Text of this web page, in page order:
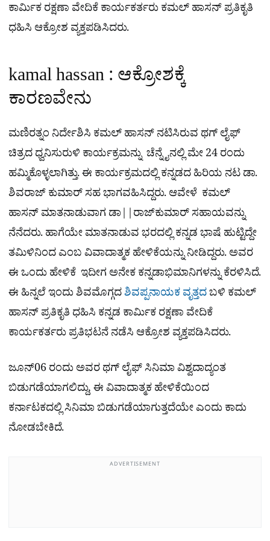
ಕಾರ್ಮಿಕ ರಕ್ಷಣಾ ವೇದಿಕೆ ಕಾರ್ಯಕರ್ತರು ಕಮಲ್​ ಹಾಸನ್​ ಪ್ರತಿಕೃತಿ
ಧಹಿಸಿ ಆಕ್ರೋಶ ವ್ಯಕ್ತಪಡಿಸಿದರು.
kamal hassan : ಆಕ್ರೋಶಕ್ಕೆ
ಕಾರಣವೇನು
ಮಣಿರತ್ನಂ ನಿರ್ದೇಶಿಸಿ ಕಮಲ್​ ಹಾಸನ್​ ನಟಿಸಿರುವ ಥಗ್ ಲೈಫ್​
ಚಿತ್ರದ ಧ್ವನಿಸುರುಳಿ ಕಾರ್ಯಕ್ರಮನ್ನು ಚೆನ್ನೈನಲ್ಲಿ ಮೇ 24 ರಂದು
ಹಮ್ಮಿಕೊಳ್ಳಲಾಗಿತ್ತು. ಈ ಕಾರ್ಯಕ್ರಮದಲ್ಲಿ ಕನ್ನಡದ ಹಿರಿಯ ನಟ ಡಾ.
ಶಿವರಾಜ್​ ಕುಮಾರ್ ಸಹ ಭಾಗವಹಿಸಿದ್ದರು. ಆವೇಳೆ ಕಮಲ್​
ಹಾಸನ್ ಮಾತನಾಡುವಾಗ ಡಾ||ರಾಜ್​ಕುಮಾರ್​ ಸಹಾಯವನ್ನು
ನೆನೆದರು. ಹಾಗೆಯೇ ಮಾತನಾಡುವ​ ಭರದಲ್ಲಿ ಕನ್ನಡ ಭಾಷೆ ಹುಟ್ಟಿದ್ದೇ
ತಮಿಳಿನಿಂದ ಎಂಬ ವಿವಾದಾತ್ಮಕ ಹೇಳಿಕೆಯನ್ನು ನೀಡಿದ್ದರು. ಅವರ
ಈ ಒಂದು ಹೇಳಿಕೆ ಇದೀಗ ಅನೇಕ ಕನ್ನಡಾಭಿಮಾನಿಗಳನ್ನು ಕೆರಳಿಸಿದೆ.
ಈ ಹಿನ್ನಲೆ ಇಂದು ಶಿವಮೊಗ್ಗದಶಿವಪ್ಪನಾಯಕ ವೃತ್ತದಬಳಿ ಕಮಲ್​
ಹಾಸನ್​ ಪ್ರತಿಕೃತಿ ಧಹಿಸಿ ಕನ್ನಡ ಕಾರ್ಮಿಕ ರಕ್ಷಣಾ ವೇದಿಕೆ
ಕಾರ್ಯಕರ್ತರು ಪ್ರತಿಭಟನೆ ನಡೆಸಿ ಆಕ್ರೋಶ ವ್ಯಕ್ತಪಡಿಸಿದರು.
ಜೂನ್​06 ರಂದು ಅವರ ಥಗ್ ಲೈಫ್ ಸಿನಿಮಾ ವಿಶ್ವದಾದ್ಯಂತ
ಬಿಡುಗಡೆಯಾಗಲಿದ್ದು, ಈ ವಿವಾದಾತ್ಮಕ ಹೇಳಿಕೆಯಿಂದ
ಕರ್ನಾಟಕದಲ್ಲಿ ಸಿನಿಮಾ ಬಿಡುಗಡೆಯಾಗುತ್ತದೆಯೇ ಎಂದು ಕಾದು
ನೋಡಬೇಕಿದೆ.
ADVERTISEMENT